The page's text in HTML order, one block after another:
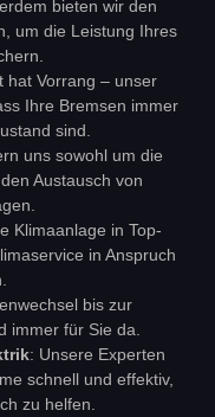
bieten wir den
um die Leistung Ihres
hat Vorrang – unser
Ihre Bremsen immer
sind.
uns sowohl um die
Austausch von
Klimaanlage in Top-
in Anspruch
bis zur
immer für Sie da.
: Unsere Experten
schnell und effektiv,
zu helfen.